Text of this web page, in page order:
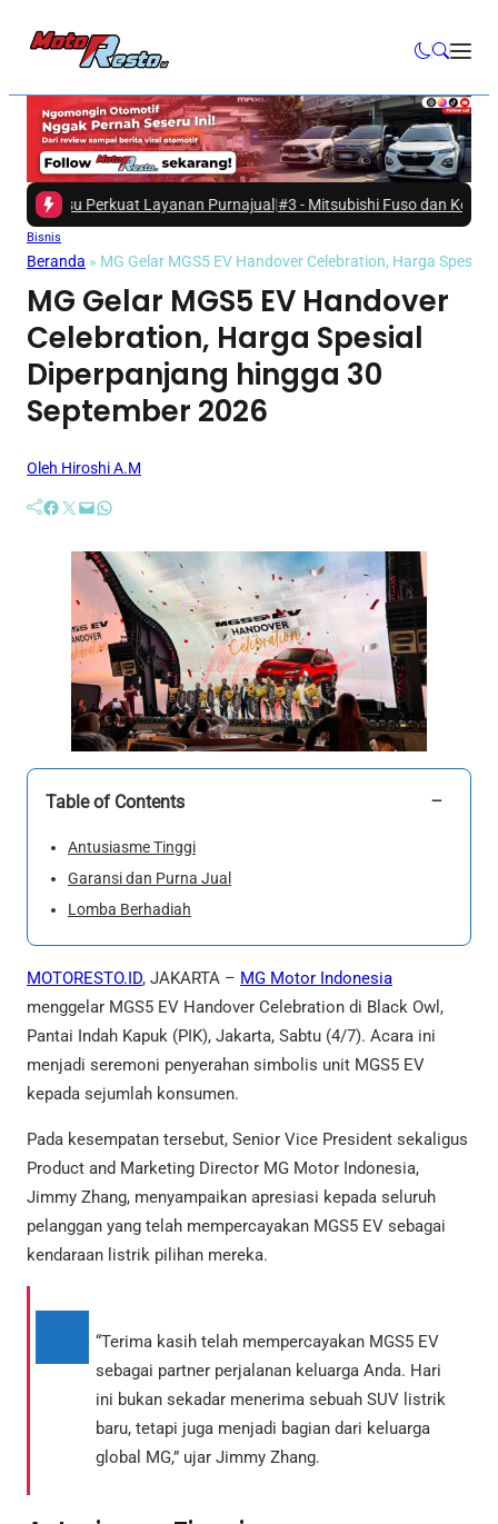
Layanan Purnajual|#3 -Mitsubishi Fuso dan Kementerian
Bisnis
Beranda » MG Gelar MGS5 EV Handover Celebration, Harga
MG Gelar MGS5 EV Handover
Celebration, Harga Spesial
Diperpanjang hingga 30
September 2026
Oleh Hiroshi A.M
Facebook Twitter Mail WhatsApp
Table of Contents −
Antusiasme Tinggi
Garansi dan Purna Jual
Lomba Berhadiah
MOTORESTO.ID, JAKARTA – MG Motor Indonesia
menggelar MGS5 EV Handover Celebration di Black Owl,
Pantai Indah Kapuk (PIK), Jakarta, Sabtu (4/7). Acara ini
menjadi seremoni penyerahan simbolis unit MGS5 EV
kepada sejumlah konsumen.
Pada kesempatan tersebut, Senior Vice President sekaligus
Product and Marketing Director MG Motor Indonesia,
Jimmy Zhang, menyampaikan apresiasi kepada seluruh
pelanggan yang telah mempercayakan MGS5 EV sebagai
kendaraan listrik pilihan mereka.
“Terima kasih telah mempercayakan MGS5 EV
sebagai partner perjalanan keluarga Anda. Hari
ini bukan sekadar menerima sebuah SUV listrik
baru, tetapi juga menjadi bagian dari keluarga
global MG,” ujar Jimmy Zhang.